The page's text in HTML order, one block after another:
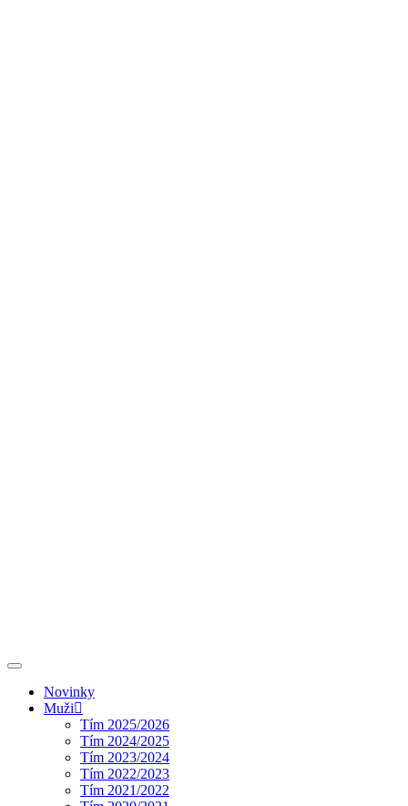
Novinky
Muži
Tím 2025/2026
Tím 2024/2025
Tím 2023/2024
Tím 2022/2023
Tím 2021/2022